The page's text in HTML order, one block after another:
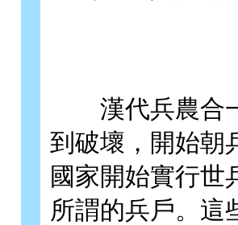
漢代兵農合一
到破壞，開始朝
國家開始實行世
所謂的兵戶。這